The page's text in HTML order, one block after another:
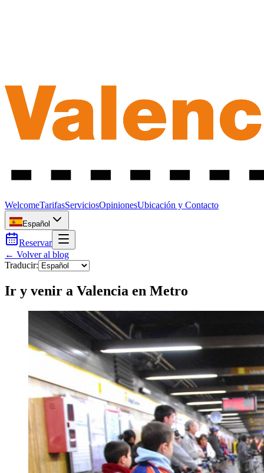
WelcomeTarifasServiciosOpinionesUbicación y Contacto
Español
Reservar
← Volver al blog
Traducir:
Ir y venir a Valencia en Metro